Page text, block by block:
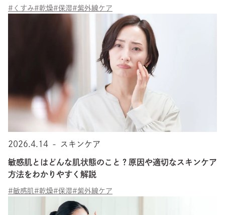
#くすみ#乾燥#保湿#紫外線ケア
2026.4.14 - スキンケア
敏感肌とはどんな肌状態のこと？原因や適切なスキンケア
方法をわかりやすく解説
#敏感肌 #乾燥#保湿#紫外線ケア